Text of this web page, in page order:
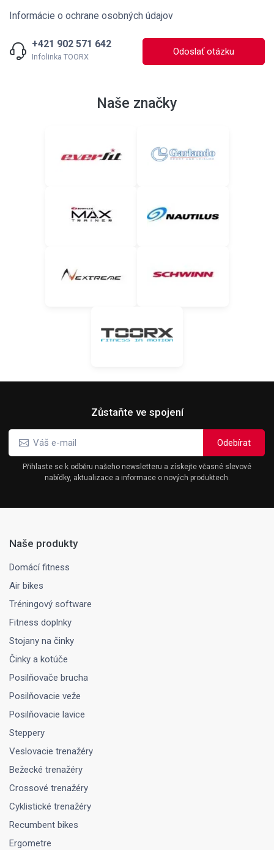
Informácie o ochrane osobných údajov
+421 902 571 642
Infolinka TOORX Odoslať otázku
Naše značky
Zůstaňte ve spojení
Přihlaste se k odběru našeho newsletteru a získejte včasné slevové
nabídky, aktualizace a informace o nových produktech.
Naše produkty
Domácí fitness
Air bikes
Tréningový software
Fitness doplnky
Stojany na činky
Činky a kotúče
Posilňovače brucha
Posilňovacie veže
Posilňovacie lavice
Steppery
Veslovacie trenažéry
Bežecké trenažéry
Crossové trenažéry
Cyklistické trenažéry
Recumbent bikes
Ergometre